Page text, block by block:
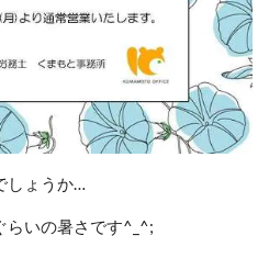
しょうか…
らいの暑さです^_^;